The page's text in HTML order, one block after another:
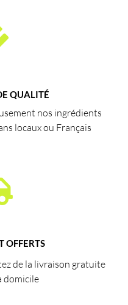
QUALITÉ
nos ingrédients
locaux ou Français
OFFERTS
de la livraison gratuite
domicile